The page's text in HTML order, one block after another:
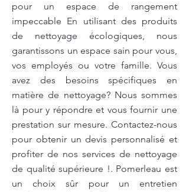
pour un espace de rangement
impeccable En utilisant des produits
de nettoyage écologiques, nous
garantissons un espace sain pour vous,
vos employés ou votre famille. Vous
avez des besoins spécifiques en
matière de nettoyage? Nous sommes
là pour y répondre et vous fournir une
prestation sur mesure. Contactez-nous
pour obtenir un devis personnalisé et
profiter de nos services de nettoyage
de qualité supérieure !. Pomerleau est
un choix sûr pour un entretien